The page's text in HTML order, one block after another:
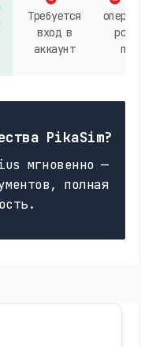
Требуется
вход в
аккаунт
PikaSim?
мгновенно —
полная